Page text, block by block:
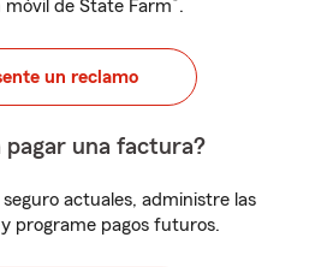
móvil de State Farm .
un reclamo
pagar una factura?
actuales, administre las
programe pagos futuros.